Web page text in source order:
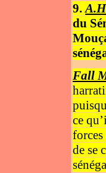
9.
du
Fall
ce
forces
de se